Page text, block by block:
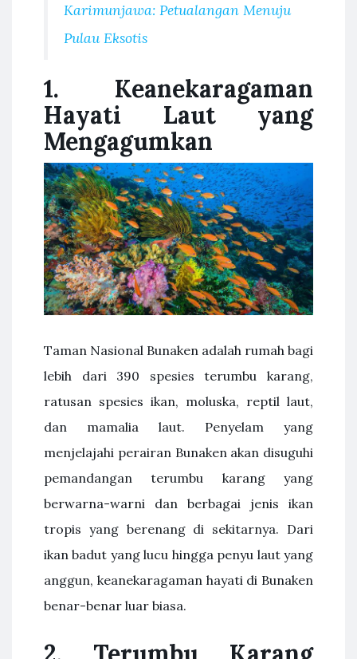
Karimunjawa: Petualangan Menuju
Pulau Eksotis
1. Keanekaragaman
Hayati Laut yang
Mengagumkan
Taman Nasional Bunaken adalah rumah bagi
lebih dari 390 spesies terumbu karang,
ratusan spesies ikan, moluska, reptil laut,
dan mamalia laut. Penyelam yang
menjelajahi perairan Bunaken akan disuguhi
pemandangan terumbu karang yang
berwarna-warni dan berbagai jenis ikan
tropis yang berenang di sekitarnya. Dari
ikan badut yang lucu hingga penyu laut yang
anggun, keanekaragaman hayati di Bunaken
benar-benar luar biasa.